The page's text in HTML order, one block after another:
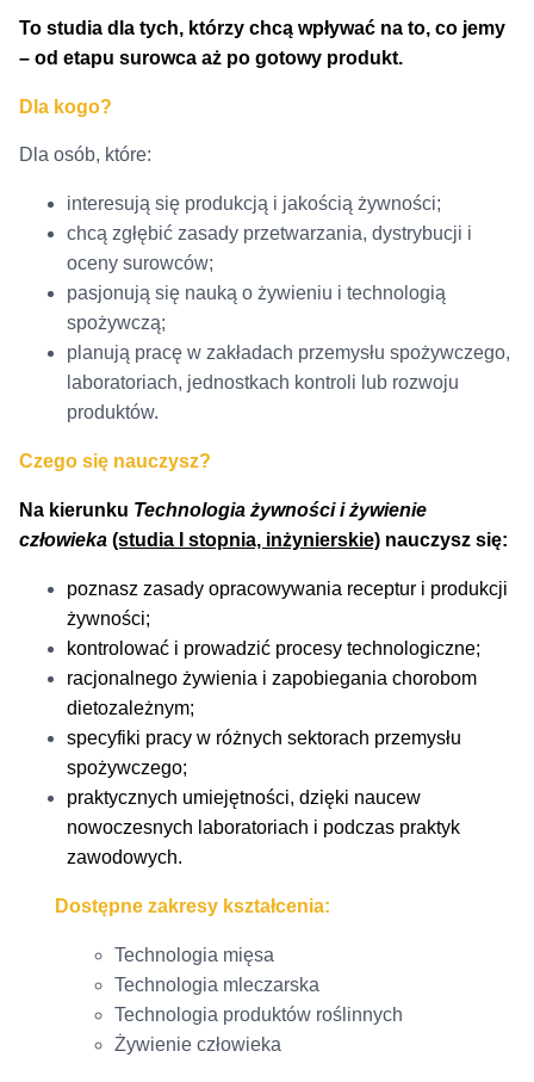
To studia dla tych, którzy chcą wpływać na to, co jemy
– od etapu surowca aż po gotowy produkt.
Dla kogo?
Dla osób, które:
interesują się produkcją i jakością żywności;
chcą zgłębić zasady przetwarzania, dystrybucji i
oceny surowców;
pasjonują się nauką o żywieniu i technologią
spożywczą;
planują pracę w zakładach przemysłu spożywczego,
laboratoriach, jednostkach kontroli lub rozwoju
produktów.
Czego się nauczysz?
Na kierunku Technologia żywności i żywienie
człowieka (studia I stopnia, inżynierskie)nauczysz się:
poznasz zasady opracowywania receptur i produkcji
żywności;
kontrolować i prowadzić procesy technologiczne;
racjonalnego żywienia i zapobiegania chorobom
dietozależnym;
specyfiki pracy w różnych sektorach przemysłu
spożywczego;
praktycznych umiejętności, dzięki naucew
nowoczesnych laboratoriach i podczas praktyk
zawodowych.
Dostępne zakresy kształcenia:
Technologia mięsa
Technologia mleczarska
Technologia produktów roślinnych
Żywienie człowieka